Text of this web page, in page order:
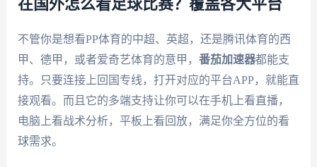
在国外怎么看足球比赛？覆盖各大平台
不管你是想看PP体育的中超、英超，还是腾讯体育的西
甲、德甲，或者爱奇艺体育的意甲， 番茄加速器都能支
持。只要连接上回国专线，打开对应的平台APP，就能直
接观看。而且它的多端支持让你可以在手机上看直播，
电脑上看战术分析，平板上看回放，满足你全方位的看
球需求。